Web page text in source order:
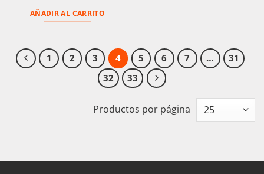
AÑADIR AL CARRITO
1 2 3 4 5 6 7 …
31
32
33
Productos por página